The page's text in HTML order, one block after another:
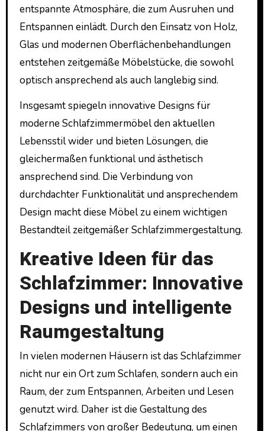
entspannte Atmosphäre, die zum Ausruhen und
Entspannen einlädt. Durch den Einsatz von Holz,
Glas und modernen Oberflächenbehandlungen
entstehen zeitgemäße Möbelstücke, die sowohl
optisch ansprechend als auch langlebig sind.
Insgesamt spiegeln innovative Designs für
moderne Schlafzimmermöbel den aktuellen
Lebensstil wider und bieten Lösungen, die
gleichermaßen funktional und ästhetisch
ansprechend sind. Die Verbindung von
durchdachter Funktionalität und ansprechendem
Design macht diese Möbel zu einem wichtigen
Bestandteil zeitgemäßer Schlafzimmergestaltung.
Kreative Ideen für das
Schlafzimmer: Innovative
Designs und intelligente
Raumgestaltung
In vielen modernen Häusern ist das Schlafzimmer
nicht nur ein Ort zum Schlafen, sondern auch ein
Raum, der zum Entspannen, Arbeiten und Lesen
genutzt wird. Daher ist die Gestaltung des
Schlafzimmers von großer Bedeutung, um einen